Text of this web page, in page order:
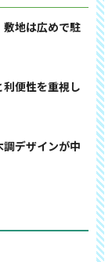
地は広めで駐
便性を重視し
デザインが中